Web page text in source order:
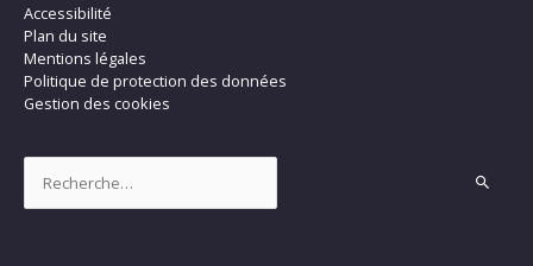
Accessibilité
Plan du site
Mentions légales
Politique de protection des données
Gestion des cookies